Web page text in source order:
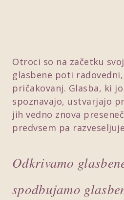
Otroci so na začetku
glasbene poti
pričakovanj. Glasba, ki
spoznavajo, ustvarjajo
jih vedno znova
predvsem pa
Odkrivamo
spodbujamo